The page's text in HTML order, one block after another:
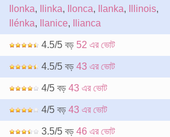
Ilonka, Ilinka, Ilonca, Ilanka, Illinois,
Ilénka, Ilanice, Ilianca
4.5/5 বড় 52 এর ভোট
4.5/5 বড় 43 এর ভোট
4/5 বড় 43 এর ভোট
4/5 বড় 43 এর ভোট
3.5/5 বড় 46 এর ভোট